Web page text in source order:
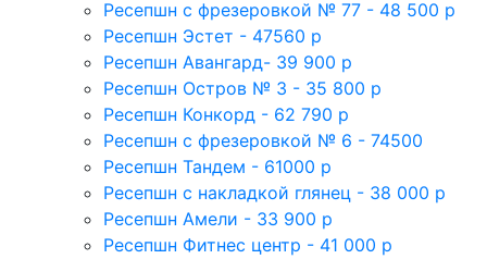
Ресепшн с фрезеровкой № 77 - 48 500 р
Ресепшн Эстет - 47560 р
Ресепшн Авангард- 39 900 р
Ресепшн Остров № 3 - 35 800 р
Ресепшн Конкорд - 62 790 р
Ресепшн с фрезеровкой № 6 - 74500
Ресепшн Тандем - 61000 р
Ресепшн с накладкой глянец - 38 000 р
Ресепшн Амели - 33 900 р
Ресепшн Фитнес центр - 41 000 р